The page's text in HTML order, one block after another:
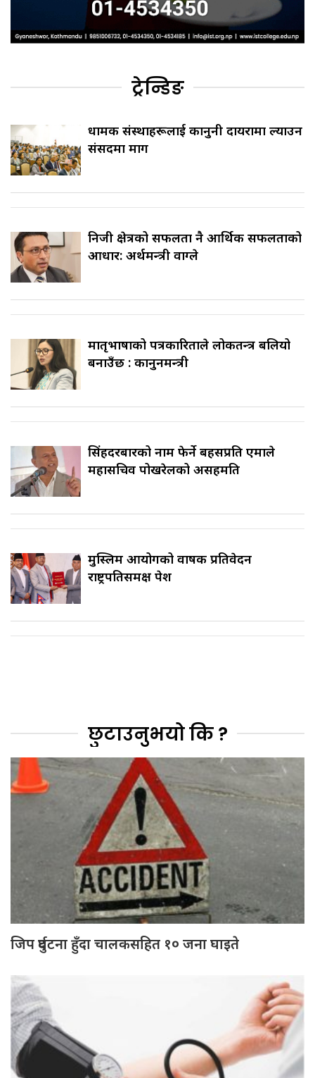
ट्रेन्डिङ
धार्मिक संस्थाहरूलाई कानुनी दायरामा ल्याउन
संसदमा माग
निजी क्षेत्रको सफलता नै आर्थिक सफलताको
आधार: अर्थमन्त्री वाग्ले
मातृभाषाको पत्रकारिताले लोकतन्त्र बलियो
बनाउँछ : कानुनमन्त्री
सिंहदरबारको नाम फेर्ने बहसप्रति एमाले
महासचिव पोखरेलको असहमति
मुस्लिम आयोगको वार्षिक प्रतिवेदन
राष्ट्रपतिसमक्ष पेश
छुटाउनुभयो कि ?
जिप दुर्घटना हुँदा चालकसहित १० जना घाइते